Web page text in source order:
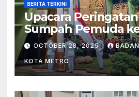
BERITA TERKINI
Upacara
Sumpah Pemuda
Tahun 2025 di Kota
OCTOBER 28, 2025
KOTA METRO